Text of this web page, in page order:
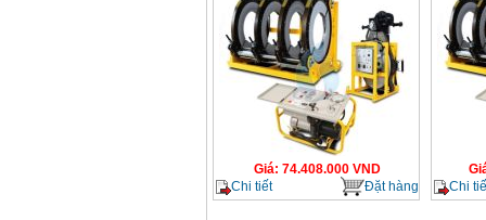
Giá: 74.408.000 VND
Chi tiết
Đặt hàng
Chi